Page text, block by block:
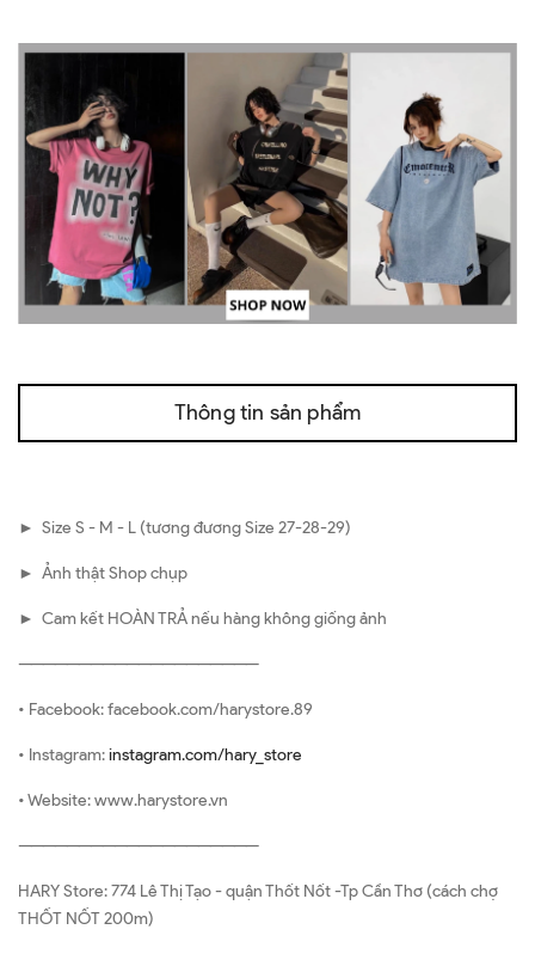
Thông tin sản phẩm
► Size S - M - L (tương đương Size 27-28-29)
► Ảnh thật Shop chụp
► Cam kết HOÀN TRẢ nếu hàng không giống ảnh
————————————————————
• Facebook: facebook.com/harystore.89
• Instagram:instagram.com/hary_store
• Website: www.harystore.vn
————————————————————
HARY Store: 774 Lê Thị Tạo - quận Thốt Nốt -Tp Cần Thơ (cách chợ
THỐT NỐT 200m)